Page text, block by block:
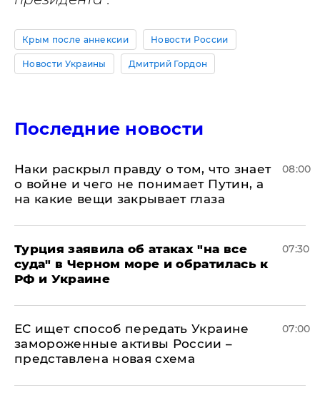
Крым после аннексии Новости России
Новости Украины Дмитрий Гордон
Последние новости
Наки раскрыл правду о том, что знает
о войне и чего не понимает Путин, а
на какие вещи закрывает глаза
08:00
Турция заявила об атаках "на все
суда" в Черном море и обратилась к
РФ и Украине
07:30
ЕС ищет способ передать Украине
замороженные активы России –
представлена новая схема
07:00